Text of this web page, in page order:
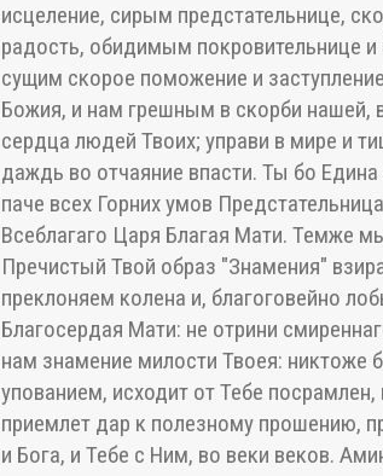
исцеление, сирым предстательнице,
радость, обидимым покровительнице и
сущим скорое поможение и
Божия, и нам грешным в скорби нашей,
сердца людей Твоих; управи в мире и
даждь во отчаяние впасти. Ты бо Едина
паче всех Горних умов
Всеблагаго Царя Благая Мати. Темже
Пречистый Твой образ "Знамения"
преклоняем колена и, благоговейно
Благосердая Мати: не отрини
нам знамение милости Твоея: никтоже
упованием, исходит от Тебе посрамлен,
приемлет дар к полезному прошению,
и Бога, и Тебе с Ним, во веки веков.